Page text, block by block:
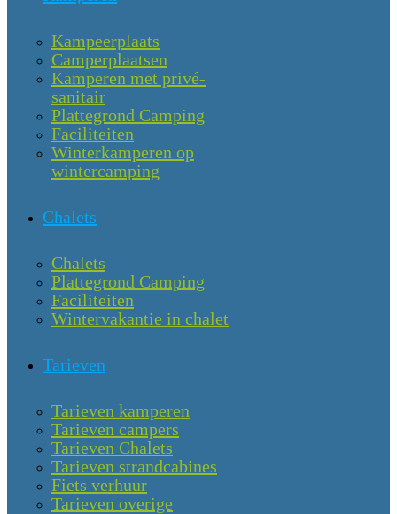
Kampeerplaats
Camperplaatsen
Kamperen met privé-
sanitair
Plattegrond Camping
Faciliteiten
Winterkamperen op
wintercamping
Chalets
Chalets
Plattegrond Camping
Faciliteiten
Wintervakantie in chalet
Tarieven
Tarieven kamperen
Tarieven campers
Tarieven Chalets
Tarieven strandcabines
Fiets verhuur
Tarieven overige